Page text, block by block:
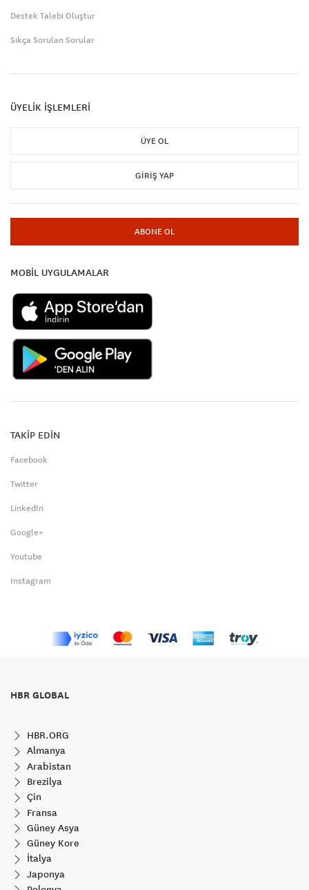
Destek Talebi Oluştur
Sıkça Sorulan Sorular
ÜYELİK İŞLEMLERİ
ÜYE OL
GIRIŞ YAP
ABONE OL
MOBİL UYGULAMALAR
TAKİP EDİN
Facebook
Twitter
LinkedIn
Google+
Youtube
Instagram
HBR GLOBAL
HBR.ORG
Almanya
Arabistan
Brezilya
Çin
Fransa
Güney Asya
Güney Kore
İtalya
Japonya